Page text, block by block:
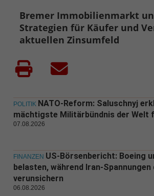
Bremer Immobilienmarkt
Strategien für Käufer und
aktuellen Zinsumfeld
POLITIK NATO-Reform: Saluschnyj
mächtigste Militärbündnis der Welt
07.08.2026
FINANZEN US-Börsenbericht: Boeing
belasten, während Iran-
verunsichern
06.08.2026